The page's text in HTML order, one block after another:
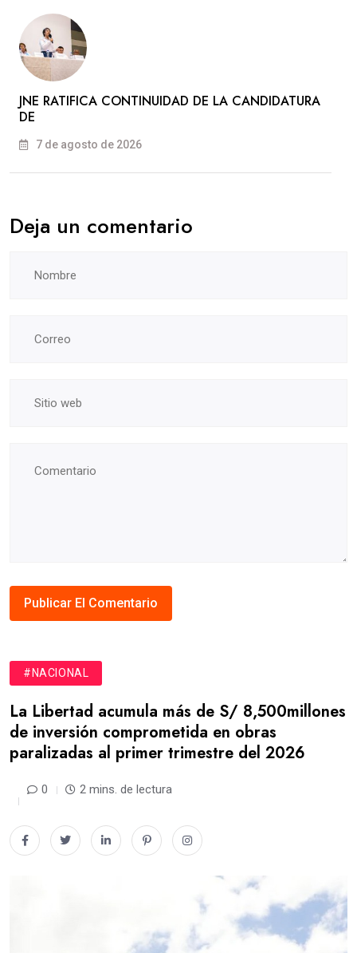
JNE RATIFICA CONTINUIDAD DE LA CANDIDATURA
DE
7 de agosto de 2026
Deja un comentario
#NACIONAL
La Libertad acumula más de S/ 8,500millones
de inversión comprometida en obras
paralizadas al primer trimestre del 2026
0 2 mins. de lectura